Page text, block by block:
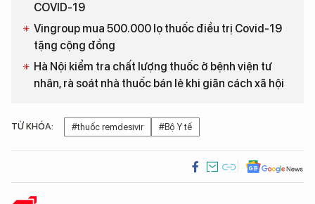
COVID-19
Vingroup mua 500.000 lọ thuốc điều trị Covid-19
tặng cộng đồng
Hà Nội kiểm tra chất lượng thuốc ở bệnh viện tư
nhân, rà soát nhà thuốc bán lẻ khi giãn cách xã hội
TỪ KHÓA: #thuốc remdesivir #Bộ Y tế